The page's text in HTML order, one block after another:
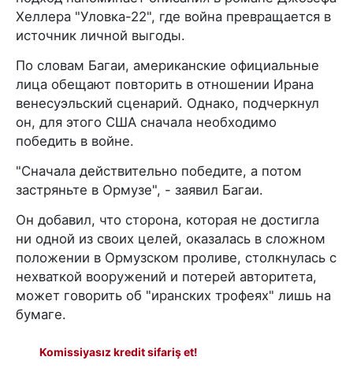
Хеллера "Уловка-22", где война превращается в
источник личной выгоды.
По словам Багаи, американские официальные
лица обещают повторить в отношении Ирана
венесуэльский сценарий. Однако, подчеркнул
он, для этого США сначала необходимо
победить в войне.
"Сначала действительно победите, а потом
застряньте в Ормузе", - заявил Багаи.
Он добавил, что сторона, которая не достигла
ни одной из своих целей, оказалась в сложном
положении в Ормузском проливе, столкнулась с
нехваткой вооружений и потерей авторитета,
может говорить об "иранских трофеях" лишь на
бумаге.
Komissiyasız kredit sifariş et!